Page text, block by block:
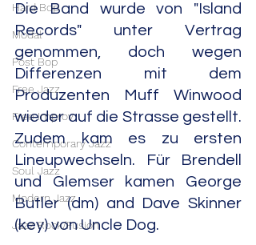
Hard Bop
Modal
Post Bop
Free Jazz
Free Improv
Contemporary Jazz
Soul Jazz
Modern Jazz
Jazz Rock/Fusion
Die Band wurde von "Island
Records" unter Vertrag
genommen, doch wegen
Differenzen mit dem
Produzenten Muff Winwood
wieder auf die Strasse gestellt.
Zudem kam es zu ersten
Lineupwechseln. Für Brendell
und Glemser kamen George
Butler (dm) and Dave Skinner
(key) von Uncle Dog.